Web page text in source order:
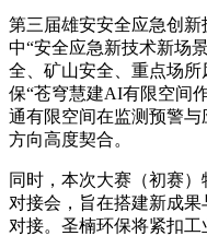
第三届雄安安全应急创
中“安全应急新技术新场
全、矿山安全、重点场
保“苍穹慧建AI有限空间
通有限空间在监测预警与
方向高度契合。
同时，本次大赛（初赛
对接会，旨在搭建新成
对接。圣楠环保将紧扣